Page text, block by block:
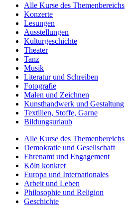
Alle Kurse des Themenbereichs
Konzerte
Lesungen
Ausstellungen
Kulturgeschichte
Theater
Tanz
Musik
Literatur und Schreiben
Fotografie
Malen und Zeichnen
Kunsthandwerk und Gestaltung
Textilien, Stoffe, Garne
Bildungsurlaub
Alle Kurse des Themenbereichs
Demokratie und Gesellschaft
Ehrenamt und Engagement
Köln konkret
Europa und Internationales
Arbeit und Leben
Philosophie und Religion
Geschichte